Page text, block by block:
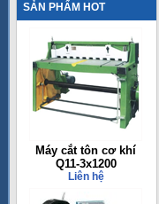
SẢN PHẨM HOT
Máy cắt tôn cơ khí
Q11-3x1200
Liên hệ